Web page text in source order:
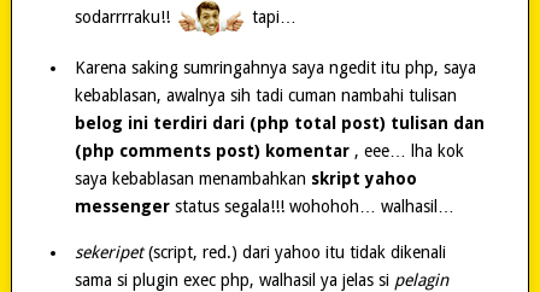
sodarrrraku!!
tapi…
Karena saking sumringahnya saya ngedit itu php, saya
kebablasan, awalnya sih tadi cuman nambahi tulisan
belog ini terdiri dari (php total post) tulisan dan
(php comments post) komentar , eee… lha kok
saya kebablasan menambahkan skript yahoo
messenger status segala!!! wohohoh… walhasil…
sekeripet(script, red.) dari yahoo itu tidak dikenali
sama si plugin exec php, walhasil ya jelas si pelagin